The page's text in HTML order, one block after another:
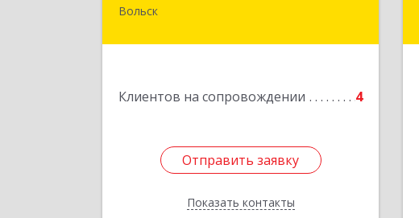
Вольск
Клиентов на сопровождении 4
Отправить заявку
Показать контакты
412900, Саратовская обл, Вольск г,
Отправить заявку
Назад